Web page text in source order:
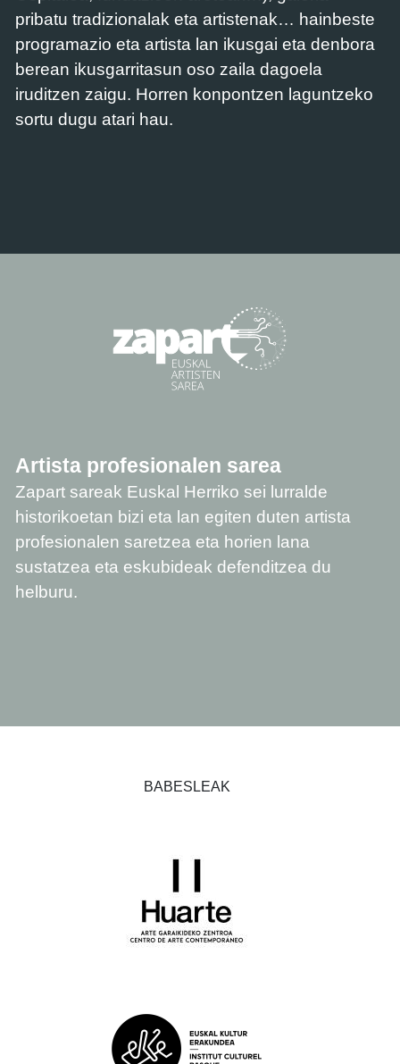
pribatu tradizionalak eta artistenak… hainbeste
programazio eta artista lan ikusgai eta denbora
berean ikusgarritasun oso zaila dagoela
iruditzen zaigu. Horren konpontzen laguntzeko
sortu dugu atari hau.
Artista profesionalen sarea
Zapart sareak Euskal Herriko sei lurralde
historikoetan bizi eta lan egiten duten artista
profesionalen saretzea eta horien lana
sustatzea eta eskubideak defenditzea du
helburu.
BABESLEAK